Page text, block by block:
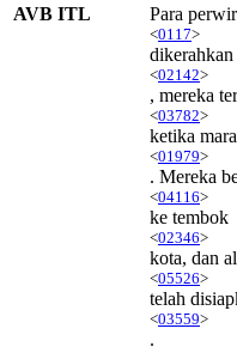
AVB ITL
Para
<0117>
dikerahkan
<02142>
, mereka
<03782>
ketika mara
<01979>
. Mereka
<04116>
ke tembok
<02346>
kota, dan
<05526>
telah
<03559>
.